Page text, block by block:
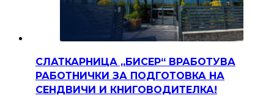
СЛАТКАРНИЦА „БИСЕР“ ВРАБОТУВА
РАБОТНИЧКИ ЗА ПОДГОТОВКА НА
СЕНДВИЧИ И КНИГОВОДИТЕЛКА!